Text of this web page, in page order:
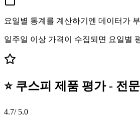
요일별 통계를 계산하기엔 데이터가
일주일 이상 가격이 수집되면 요일별
⭐ 쿠스피 제품 평가 - 전
4.7/ 5.0